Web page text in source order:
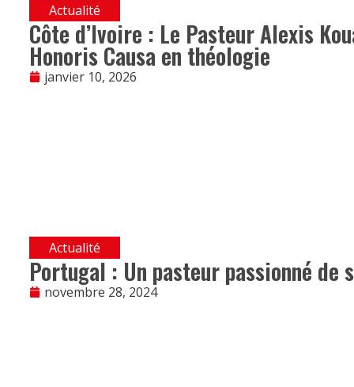
Actualité
Côte d’Ivoire : Le Pasteur Alexis
Honoris Causa en théologie
janvier 10, 2026
Actualité
Portugal : Un pasteur passionné
novembre 28, 2024